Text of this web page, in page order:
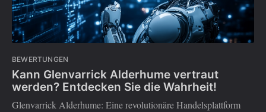
BEWERTUNGEN
Kann Glenvarrick Alderhume vertraut
werden? Entdecken Sie die Wahrheit!
Glenvarrick Alderhume: Eine revolutionäre Handelsplattform